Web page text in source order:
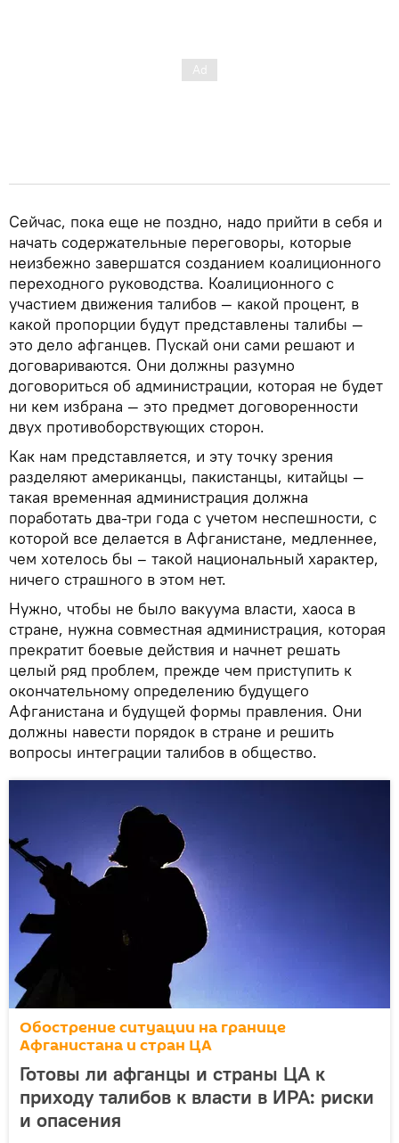
Сейчас, пока еще не поздно, надо прийти в себя и
начать содержательные переговоры, которые
неизбежно завершатся созданием коалиционного
переходного руководства. Коалиционного с
участием движения талибов — какой процент, в
какой пропорции будут представлены талибы —
это дело афганцев. Пускай они сами решают и
договариваются. Они должны разумно
договориться об администрации, которая не будет
ни кем избрана — это предмет договоренности
двух противоборствующих сторон.
Как нам представляется, и эту точку зрения
разделяют американцы, пакистанцы, китайцы —
такая временная администрация должна
поработать два-три года с учетом неспешности, с
которой все делается в Афганистане, медленнее,
чем хотелось бы – такой национальный характер,
ничего страшного в этом нет.
Нужно, чтобы не было вакуума власти, хаоса в
стране, нужна совместная администрация, которая
прекратит боевые действия и начнет решать
целый ряд проблем, прежде чем приступить к
окончательному определению будущего
Афганистана и будущей формы правления. Они
должны навести порядок в стране и решить
вопросы интеграции талибов в общество.
Обострение ситуации на границе
Афганистана и стран ЦА
Готовы ли афганцы и страны ЦА к
приходу талибов к власти в ИРА: риски
и опасения